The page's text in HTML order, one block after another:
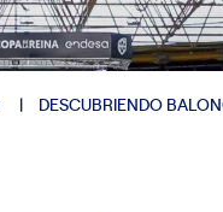
DESCUBRIENDO